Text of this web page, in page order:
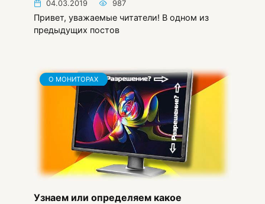
04.03.2019 987
Привет, уважаемые читатели! В одном из
предыдущих постов
О МОНИТОРАХ
Узнаем или определяем какое